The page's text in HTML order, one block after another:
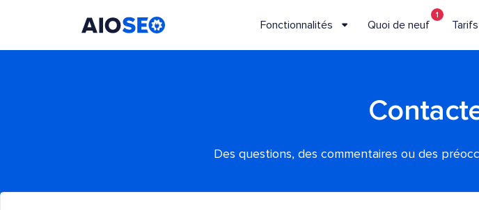
Fonctionnalités Quoi de neuf
1
Tarifs
Des questions, des commentaires ou des